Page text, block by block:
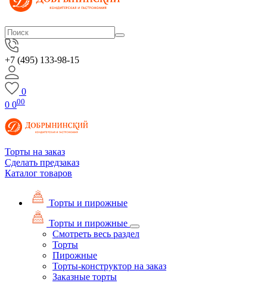
+7 (495) 133-98-15
0
0 000
Торты на заказ
Сделать предзаказ
Каталог товаров
Торты и пирожные
Торты и пирожные
Смотреть весь раздел
Торты
Пирожные
Торты-конструктор на заказ
Заказные торты